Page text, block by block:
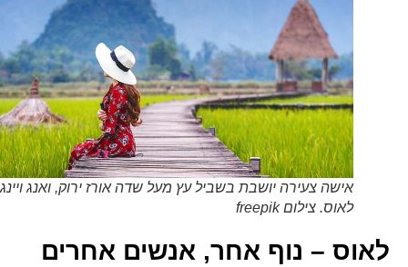
אישה צעירה יושבת בשביל עץ מעל שדה אורז ירוק, ואנג ויינג,
לאוס. צילום freepik
לאוס – נוף אחר, אנשים אחרים